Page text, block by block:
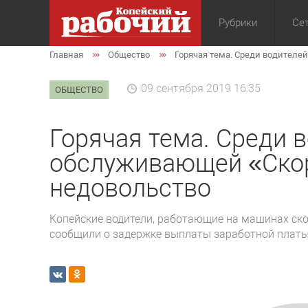
Рубрики
Общество
Главная Общество Горячая тема. Среди
ОБЩЕСТВО 09 сентября 2019 16:35
Горячая тема. Среди
обслуживающей
недовольство
Копейские водители, работающие на машинах
сообщили о задержке выплаты заработной